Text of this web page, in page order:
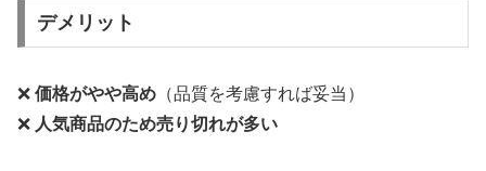
デメリット
❌ 価格がやや高め （品質を考慮すれば妥当）
❌ 人気商品のため売り切れが多い